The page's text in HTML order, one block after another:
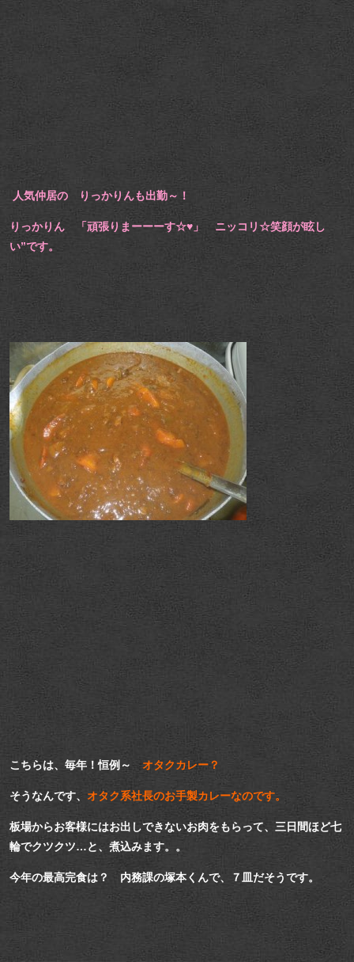
人気仲居の りっかりんも出勤～！
りっかりん 「頑張りまーーーす☆♥」 ニッコリ☆笑顔が眩し
い”です。
こちらは、毎年！恒例～オタクカレー？
そうなんです、 オタク系社長のお手製カレーなのです。
板場からお客様にはお出しできないお肉をもらって、三日間ほど七
輪でクツクツ…と、煮込みます。。
今年の最高完食は？ 内務課の塚本くんで、７皿だそうです。